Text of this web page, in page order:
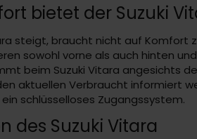
bietet der Suzuki
steigt, braucht nicht auf
sowohl vorne als auch hinten
beim Suzuki Vitara
aktuellen Verbraucht informiert
schlüsselloses Zugangssystem.
des Suzuki Vitara